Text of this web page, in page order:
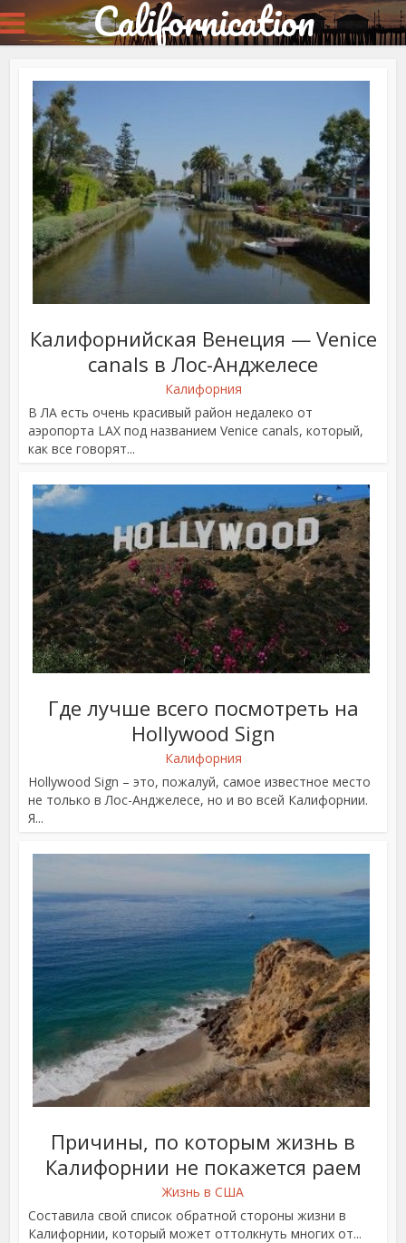
Californication
Калифорнийская Венеция — Venice
canals в Лос-Анджелесе
Калифорния
В ЛА есть очень красивый район недалеко от
аэропорта LAX под названием Venice canals, который,
как все говорят...
Где лучше всего посмотреть на
Hollywood Sign
Калифорния
Hollywood Sign – это, пожалуй, самое известное место
не только в Лос-Анджелесе, но и во всей Калифорнии.
Я...
Причины, по которым жизнь в
Калифорнии не покажется раем
Жизнь в США
Составила свой список обратной стороны жизни в
Калифорнии, который может оттолкнуть многих от...